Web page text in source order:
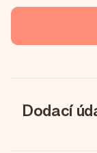
Dodací